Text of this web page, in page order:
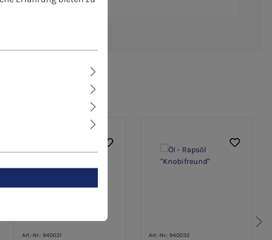
Art.-Nr.: 940031 Art.-Nr.: 940032